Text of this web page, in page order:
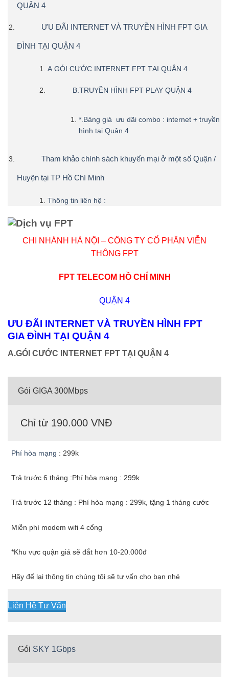
QUẬN 4
ƯU ĐÃI INTERNET VÀ TRUYỀN HÌNH FPT GIA
ĐÌNH TẠI QUẬN 4
A.GÓI CƯỚC INTERNET FPT TẠI QUẬN 4
B.TRUYỀN HÌNH FPT PLAY QUẬN 4
*.Bảng giá ưu dãi combo : internet + truyền
hình tại Quận 4
Tham khảo chính sách khuyến mại ở một số Quận /
Huyện tại TP Hồ Chí Minh
Thông tin liên hệ :
CHI NHÁNH HÀ NỘI – CÔNG TY CỔ PHẦN VIỄN
THÔNG FPT
FPT TELECOM HỒ CHÍ MINH
QUẬN 4
ƯU ĐÃI INTERNET VÀ TRUYỀN HÌNH FPT
GIA ĐÌNH TẠI QUẬN 4
A.GÓI CƯỚC INTERNET FPT TẠI QUẬN 4
Gói GIGA 300Mbps
Chỉ từ 190.000 VNĐ
Phí hòa mạng : 299k
Trả trước 6 tháng :Phí hòa mạng : 299k
Trả trước 12 tháng : Phí hòa mạng : 299k, tặng 1 tháng cước
Miễn phí modem wifi 4 cổng
*Khu vực quận giá sẽ đắt hơn 10-20.000đ
Hãy để lại thông tin chúng tôi sẽ tư vấn cho bạn nhé
Liên Hệ Tư Vấn
Gói SKY 1Gbps